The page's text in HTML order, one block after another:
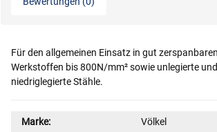
Für den allgemeinen Einsatz in gut zerspanbaren
Werkstoffen bis 800N/mm² sowie unlegierte und
niedriglegierte Stähle.
Marke:
Völkel